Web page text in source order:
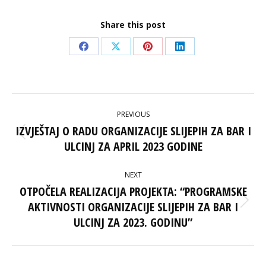
Share this post
Share
Facebook
Share
X
Share
Pinterest
Share
LinkedIn
NAVIGATION
PREVIOUS
Previous
post:
IZVJEŠTAJ O RADU ORGANIZACIJE SLIJEPIH ZA BAR I
ULCINJ ZA APRIL 2023 GODINE
NEXT
Next
post:
OTPOČELA REALIZACIJA PROJEKTA: “PROGRAMSKE
AKTIVNOSTI ORGANIZACIJE SLIJEPIH ZA BAR I
ULCINJ ZA 2023. GODINU”